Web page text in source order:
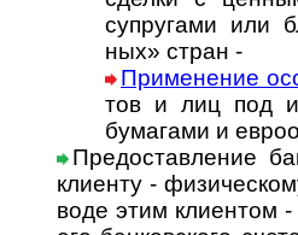
супру­гами или
ных» стран -
Применение
тов и лиц под
бума­гами и
Предоставление
клиенту -
воде этим клиен­том